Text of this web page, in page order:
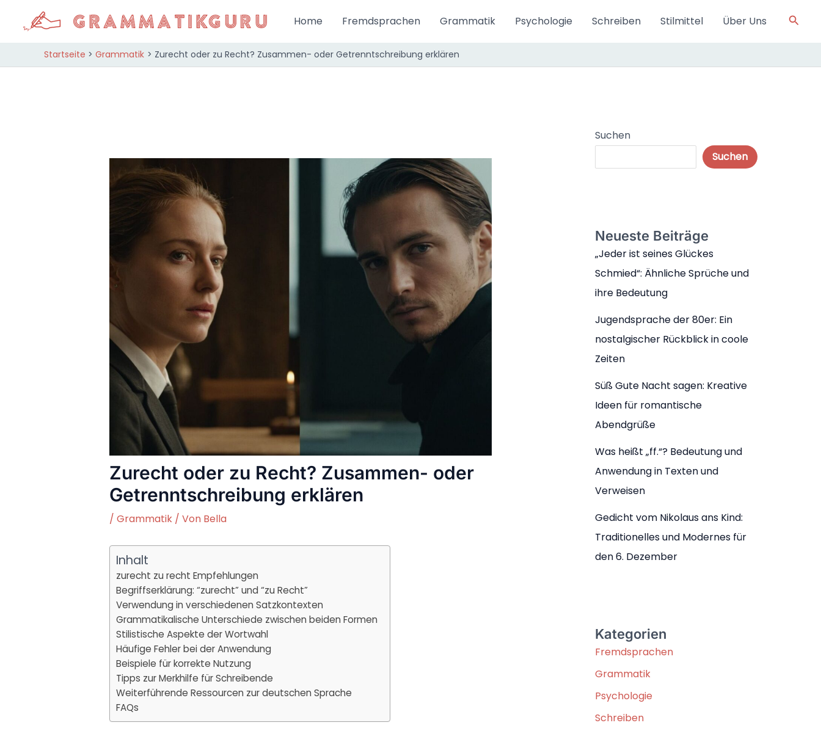
springen
Home Fremdsprachen Grammatik Psychologie Schreiben Stilmittel Über Uns
Startseite Grammatik Zurecht oder zu Recht? Zusammen- oder Getrenntschreibung erklären
Zurecht oder zu Recht? Zusammen- oder
Getrenntschreibung erklären
/ Grammatik/ Von Bella
Inhalt
zurecht zu recht Empfehlungen
Begriffserklärung: “zurecht” und “zu Recht”
Verwendung in verschiedenen Satzkontexten
Grammatikalische Unterschiede zwischen beiden Formen
Stilistische Aspekte der Wortwahl
Häufige Fehler bei der Anwendung
Beispiele für korrekte Nutzung
Tipps zur Merkhilfe für Schreibende
Weiterführende Ressourcen zur deutschen Sprache
FAQs
Suchen
Suchen
Neueste Beiträge
„Jeder ist seines Glückes
Schmied“: Ähnliche Sprüche und
ihre Bedeutung
Jugendsprache der 80er: Ein
nostalgischer Rückblick in coole
Zeiten
Süß Gute Nacht sagen: Kreative
Ideen für romantische
Abendgrüße
Was heißt „ff.“? Bedeutung und
Anwendung in Texten und
Verweisen
Gedicht vom Nikolaus ans Kind:
Traditionelles und Modernes für
den 6. Dezember
Kategorien
Fremdsprachen
Grammatik
Psychologie
Schreiben